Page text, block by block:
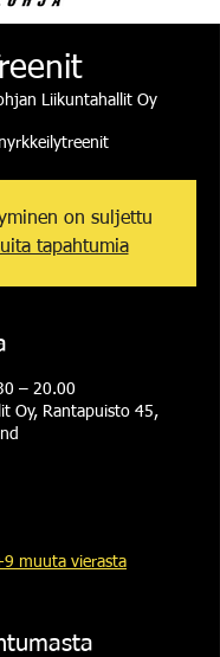
Liikuntahallit Oy
on suljettu
tapahtumia
– 20.00
Oy, Rantapuisto 45,
muuta vierasta